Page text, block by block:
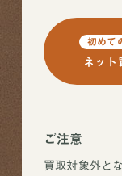
初めて
ネット
ご注意
買取対象外と